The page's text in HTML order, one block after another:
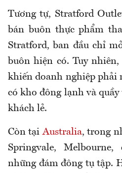
Tương tự, Stratford
bán buôn thực phẩm
Stratford, ban đầu chỉ
buôn hiện có. Tuy
khiến doanh nghiệp phải
có kho đông lạnh và
khách lẻ.
Còn tạiAustralia, trong
Springvale,
những đám đông tụ tập.